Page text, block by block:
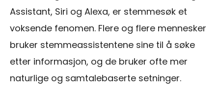
Assistant, Siri og Alexa, er stemmesøk et
voksende fenomen. Flere og flere mennesker
bruker stemmeassistentene sine til å søke
etter informasjon, og de bruker ofte mer
naturlige og samtalebaserte setninger.